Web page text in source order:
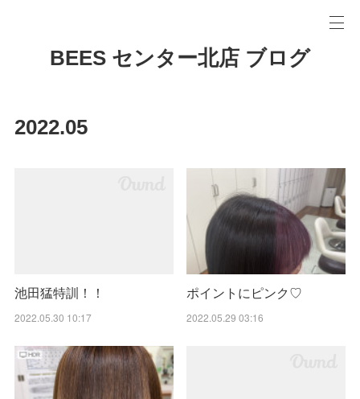
BEES センター北店 ブログ
2022.05
池田猛特訓！！
2022.05.30 10:17
ポイントにピンク♡
2022.05.29 03:16